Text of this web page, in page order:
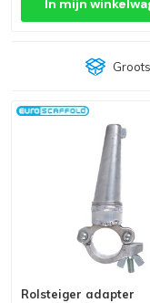
Rolsteiger adapter